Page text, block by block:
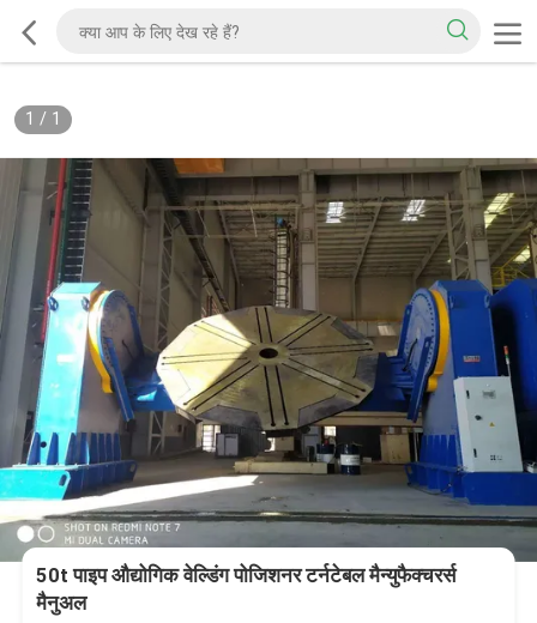
1 / 1
50t पाइप औद्योगिक वेल्डिंग पोजिशनर टर्नटेबल मैन्युफैक्चरर्स
मैनुअल